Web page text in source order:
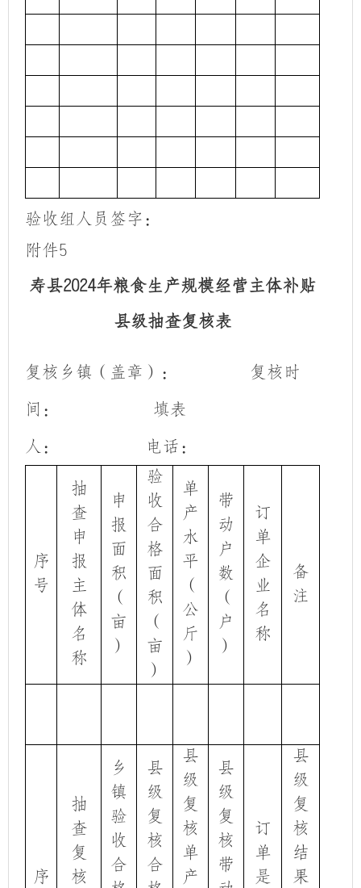
验收组人员签字：
附件5
寿县2024年粮食生产规模经营主体补贴
县级抽查复核表
复核乡镇（盖章）：
复核时
间：
填表
人：
电话：
序
号
抽
查
申
报
主
体
名
称
申
报
面
积
（
亩
）
验
收
合
格
面
积
（
亩
）
单
产
水
平
（
公
斤
）
带
动
户
数
（
户
）
订
单
企
业
名
称
备
注
序
抽
查
复
核
乡
镇
验
收
合
县
级
复
核
合
县
级
复
核
单
产
县
级
复
核
带
订
单
是
县
级
复
核
结
果